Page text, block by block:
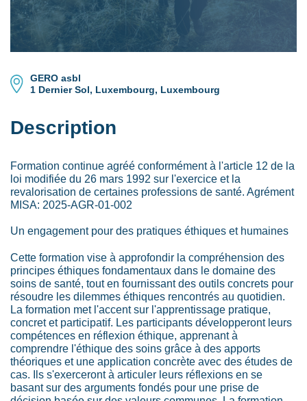
GERO asbl
1 Dernier Sol, Luxembourg, Luxembourg
Description
Formation continue agréé conformément à l'article 12 de la
loi modifiée du 26 mars 1992 sur l'exercice et la
revalorisation de certaines professions de santé. Agrément
MISA: 2025-AGR-01-002
Un engagement pour des pratiques éthiques et humaines
Cette formation vise à approfondir la compréhension des
principes éthiques fondamentaux dans le domaine des
soins de santé, tout en fournissant des outils concrets pour
résoudre les dilemmes éthiques rencontrés au quotidien.
La formation met l'accent sur l'apprentissage pratique,
concret et participatif. Les participants développeront leurs
compétences en réflexion éthique, apprenant à
comprendre l'éthique des soins grâce à des apports
théoriques et une application concrète avec des études de
cas. Ils s'exerceront à articuler leurs réflexions en se
basant sur des arguments fondés pour une prise de